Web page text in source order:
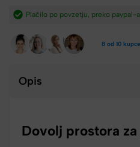
Hitra dostava iz Slovenije
8 od 10
Opis
Dovolj prostora za